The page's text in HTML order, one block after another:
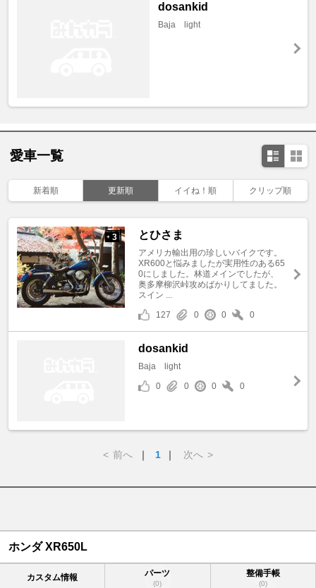
dosankid
Baja light
愛車一覧
新着順 更新順 イイね！順 クリップ順
+ 3 とひさま
アメリカ輸出用の珍しいバイクです。
XR600と悩みましたが実用性のある65
0にしました。林道メインでしたが、
奥多摩柳沢峠攻めばかりしてました。
スイン ...
127
0 0 0
dosankid
Baja light
0
0 0 0
< 前へ ｜ 1 ｜ 次へ >
ホンダ XR650L
カスタム情報 パーツ
(0)
整備手帳
(0)